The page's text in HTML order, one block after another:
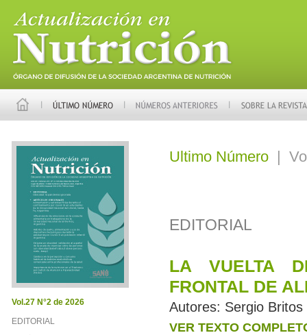
Vol.27 N°2 de 2026
EDITORIAL
Ultimo Número |
EDITORIAL
LA VUELTA
FRONTAL DE
Autores: Sergio Britos
VER TEXTO